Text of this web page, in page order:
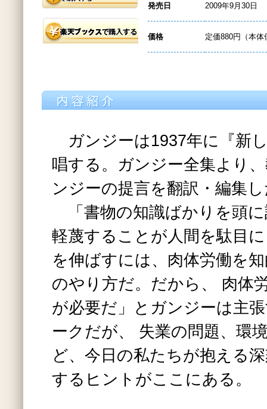
発売日 2009年9月30日
価格 定価880円（本体
ガンジーは1937年に『新
唱する。ガンジー全集より
ンジーの提言を翻訳・編集
「書物の知識ばかりを頭
軽蔑することが人間を駄目
を伸ばすには、肉体労働を
のやり方だ。だから、 肉体
が必要だ」とガンジーは主
ークだが、 失業の問題、環
ど、今日の私たちが抱える
するヒントがここにある。